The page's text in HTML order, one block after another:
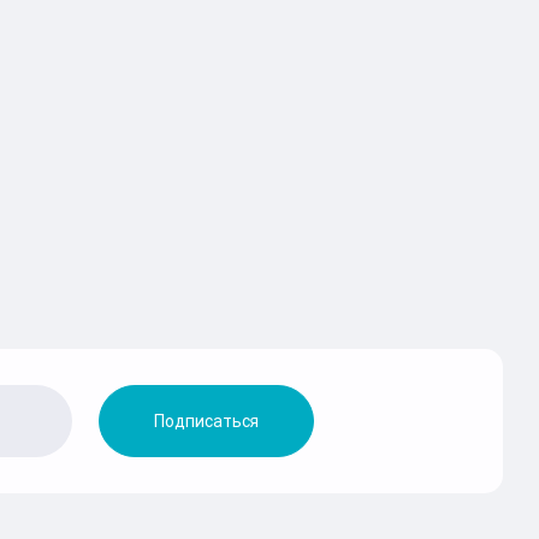
Подписаться